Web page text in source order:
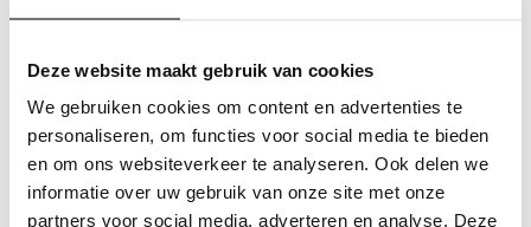
Deze website maakt gebruik van cookies
We gebruiken cookies om content en advertenties te
personaliseren, om functies voor social media te bieden
en om ons websiteverkeer te analyseren. Ook delen we
informatie over uw gebruik van onze site met onze
partners voor social media, adverteren en analyse. Deze
Kom je stil te staan langs de weg dan helpen wij je,
ongeacht het tijdstip.
Direct meer weten?